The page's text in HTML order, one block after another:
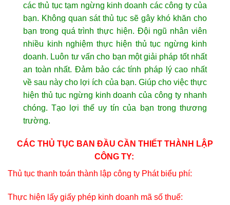
các thủ tục tạm ngừng kinh doanh các công ty của
bạn. Không quan sát thủ tục sẽ gây khó khăn cho
bạn trong quá trình thực hiện. Đội ngũ nhân viên
nhiều kinh nghiệm thực hiện thủ tục ngừng kinh
doanh. Luôn tư vấn cho bạn một giải pháp tốt nhất
an toàn nhất. Đảm bảo các tính pháp lý cao nhất
về sau này cho lợi ích của bạn. Giúp cho việc thực
hiện thủ tục ngừng kinh doanh của công ty nhanh
chóng. Tạo lợi thế uy tín của bạn trong thương
trường.
CÁC THỦ TỤC BAN ĐẦU CẦN THIẾT THÀNH LẬP
CÔNG TY:
Thủ tục thanh toán thành lập công ty Phát biểu phí:
Thực hiện lấy giấy phép kinh doanh mã số thuế: